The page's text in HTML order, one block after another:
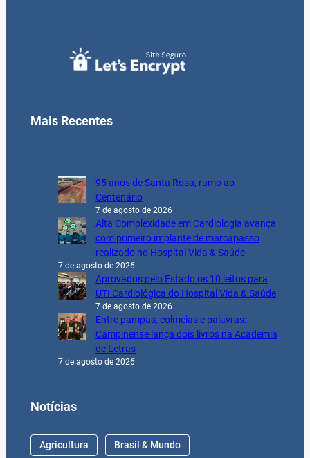
Mais Recentes
95 anos de Santa Rosa, rumo ao
Centenário
7 de agosto de 2026
Alta Complexidade em Cardiologia avança
com primeiro implante de marcapasso
realizado no Hospital Vida & Saúde
7 de agosto de 2026
Aprovados pelo Estado os 10 leitos para
UTI Cardiológica do Hospital Vida & Saúde
7 de agosto de 2026
Entre pampas, colmeias e palavras:
Campinense lança dois livros na Academia
de Letras
7 de agosto de 2026
Notícias
Agricultura Brasil & Mundo